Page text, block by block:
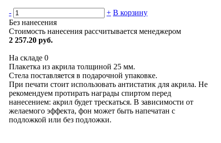
- + В корзину
Без нанесения
Стоимость нанесения рассчитывается менеджером
2 257.20 руб.
На складе 0
Плакетка из акрила толщиной 25 мм.
Стела поставляется в подарочной упаковке.
При печати стоит использовать антистатик для акрила. Не
рекомендуем протирать награды спиртом перед
нанесением: акрил будет трескаться. В зависимости от
желаемого эффекта, фон может быть напечатан с
подложкой или без подложки.